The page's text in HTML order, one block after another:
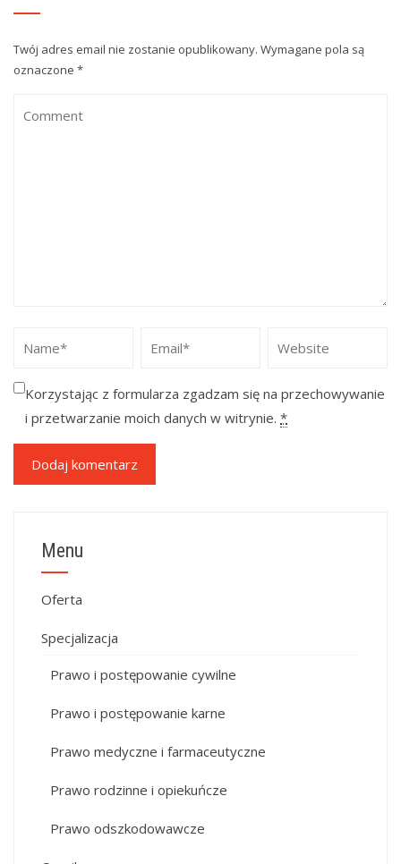
Twój adres email nie zostanie opublikowany. Wymagane pola są
oznaczone *
Korzystając z formularza zgadzam się na przechowywanie
i przetwarzanie moich danych w witrynie. *
Menu
Oferta
Specjalizacja
Prawo i postępowanie cywilne
Prawo i postępowanie karne
Prawo medyczne i farmaceutyczne
Prawo rodzinne i opiekuńcze
Prawo odszkodowawcze